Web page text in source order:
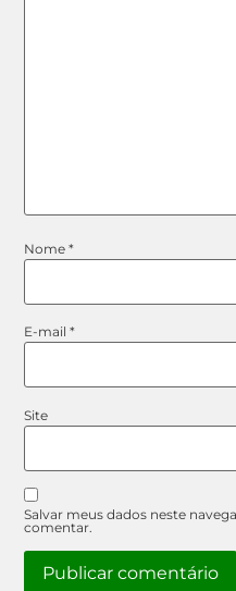
Nome*
E-mail*
Site
Salvar meus dados neste
comentar.